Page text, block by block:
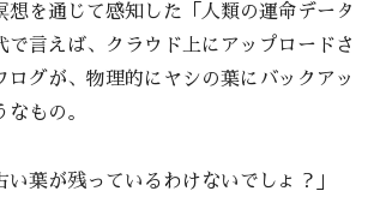
想を通じて感知した「人類の運命データ
で言えば、クラウド上にアップロードさ
ログが、物理的にヤシの葉にバックアッ
もの。
い葉が残っているわけないでしょ？」